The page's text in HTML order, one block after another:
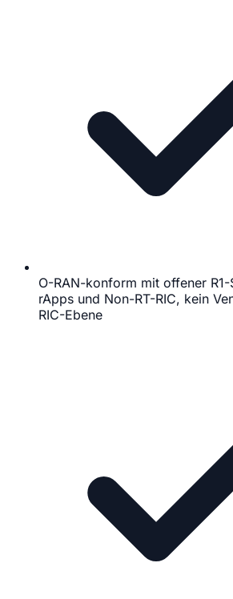
O-RAN-konform mit offener
rApps und Non-RT-RIC, kein
RIC-Ebene